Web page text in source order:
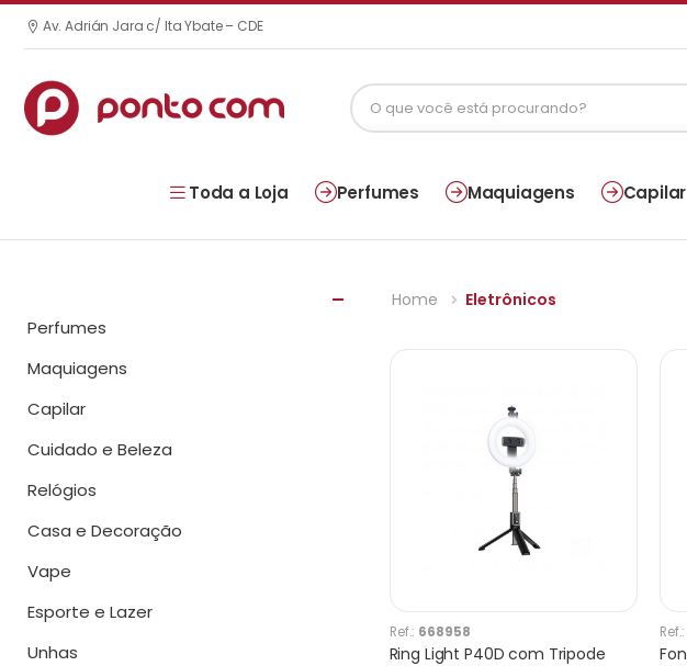
Av. Adrián Jara c/ Ita Ybate – CDE
Toda a Loja Perfumes Maquiagens Capilar
Perfumes
Maquiagens
Capilar
Cuidado e Beleza
Relógios
Casa e Decoração
Vape
Esporte e Lazer
Unhas
Home Eletrônicos
Ref.: 668958
Ring Light P40D com Tripode
Ref.: